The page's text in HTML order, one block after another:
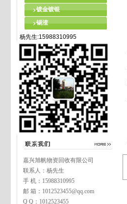
镀金镀银
锡渣
杨先生:15988310995
嘉兴旭帆物资回收有限公司
联系人：杨先生
手 机：15988310995
邮 箱：1012523455@qq.com
Q Q：1012523455